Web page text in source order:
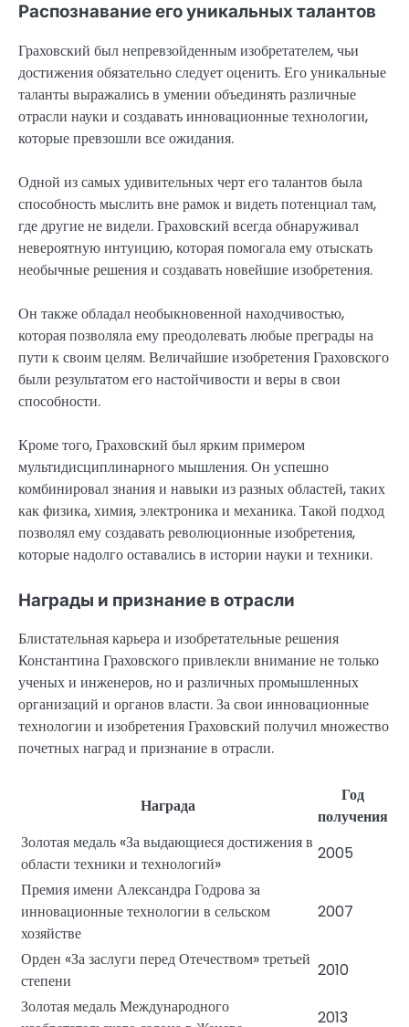
Распознавание его уникальных талантов
Граховский был непревзойденным изобретателем, чьи
достижения обязательно следует оценить. Его уникальные
таланты выражались в умении объединять различные
отрасли науки и создавать инновационные технологии,
которые превзошли все ожидания.
Одной из самых удивительных черт его талантов была
способность мыслить вне рамок и видеть потенциал там,
где другие не видели. Граховский всегда обнаруживал
невероятную интуицию, которая помогала ему отыскать
необычные решения и создавать новейшие изобретения.
Он также обладал необыкновенной находчивостью,
которая позволяла ему преодолевать любые преграды на
пути к своим целям. Величайшие изобретения Граховского
были результатом его настойчивости и веры в свои
способности.
Кроме того, Граховский был ярким примером
мультидисциплинарного мышления. Он успешно
комбинировал знания и навыки из разных областей, таких
как физика, химия, электроника и механика. Такой подход
позволял ему создавать революционные изобретения,
которые надолго оставались в истории науки и техники.
Награды и признание в отрасли
Блистательная карьера и изобретательные решения
Константина Граховского привлекли внимание не только
ученых и инженеров, но и различных промышленных
организаций и органов власти. За свои инновационные
технологии и изобретения Граховский получил множество
почетных наград и признание в отрасли.
Награда
Год
получения
Золотая медаль «За выдающиеся достижения в
области техники и технологий»
2005
Премия имени Александра Годрова за
инновационные технологии в сельском
хозяйстве
2007
Орден «За заслуги перед Отечеством» третьей
степени
2010
Золотая медаль Международного
2013